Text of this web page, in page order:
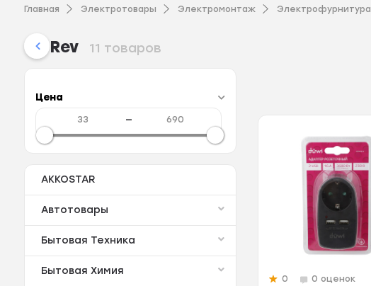
Главная Электротовары Электромонтаж Электрофурнитура
Rev 11 товаров
Цена
—
AKKOSTAR
Автотовары
Бытовая Техника
Бытовая Химия
0 0 оценок